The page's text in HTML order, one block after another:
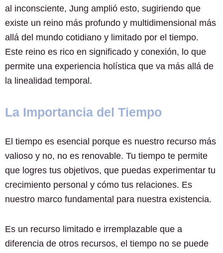
al inconsciente, Jung amplió esto, sugiriendo que
existe un reino más profundo y multidimensional más
allá del mundo cotidiano y limitado por el tiempo.
Este reino es rico en significado y conexión, lo que
permite una experiencia holística que va más allá de
la linealidad temporal.
La Importancia del Tiempo
El tiempo es esencial porque es nuestro recurso más
valioso y no, no es renovable. Tu tiempo te permite
que logres tus objetivos, que puedas experimentar tu
crecimiento personal y cómo tus relaciones. Es
nuestro marco fundamental para nuestra existencia.
Es un recurso limitado e irremplazable que a
diferencia de otros recursos, el tiempo no se puede